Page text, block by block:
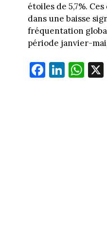
étoiles de 5,7%.
dans une baisse
fréquentation
période janvier-
Fa
ce
Li
nk
W
ha